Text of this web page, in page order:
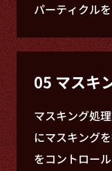
パーティクル
05 マスキ
マスキング処
にマスキング
をコントロー